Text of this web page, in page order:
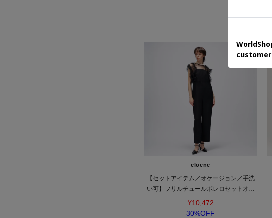
cloenc
【セットアイテム／オケージョン／手洗
い可】フリルチュールボレロセットオー
ルインワン
¥10,472
30%OFF